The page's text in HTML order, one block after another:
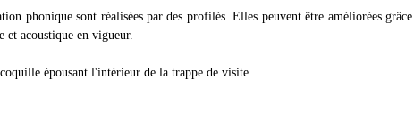
phonique sont réalisées par des profilés. Elles peuvent être améliorées
et acoustique en vigueur.
épousant l'intérieur de la trappe de visite.